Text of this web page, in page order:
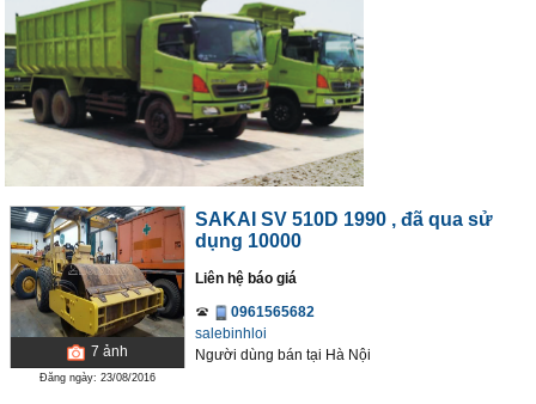
7 ảnh
Đăng ngày: 23/08/2016
SAKAI SV 510D 1990 , đã qua sử
dụng 10000
Liên hệ báo giá
0961565682
salebinhloi
Người dùng bán tại Hà Nội